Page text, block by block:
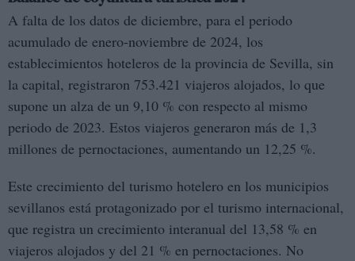
A falta de los datos de diciembre, para el periodo
acumulado de enero-noviembre de 2024, los
establecimientos hoteleros de la provincia de Sevilla, sin
la capital, registraron 753.421 viajeros alojados, lo que
supone un alza de un 9,10 % con respecto al mismo
periodo de 2023. Estos viajeros generaron más de 1,3
millones de pernoctaciones, aumentando un 12,25 %.
Este crecimiento del turismo hotelero en los municipios
sevillanos está protagonizado por el turismo internacional,
que registra un crecimiento interanual del 13,58 % en
viajeros alojados y del 21 % en pernoctaciones. No